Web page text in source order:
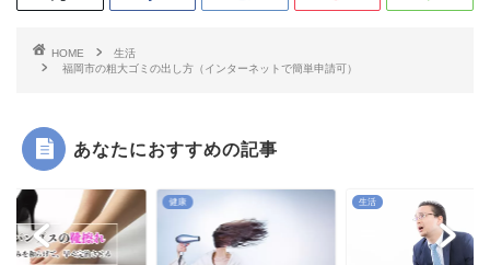
HOME
生活
福岡市の粗大ゴミの出し方（インターネットで簡単申請可）
あなたにおすすめの記事
健康 生活